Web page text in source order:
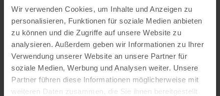
Wir verwenden Cookies, um Inhalte und Anzeigen zu
personalisieren, Funktionen für soziale Medien anbieten
zu können und die Zugriffe auf unsere Website zu
analysieren. Außerdem geben wir Informationen zu Ihrer
Verwendung unserer Website an unsere Partner für
soziale Medien, Werbung und Analysen weiter. Unsere
Partner führen diese Informationen möglicherweise mit
weiteren Daten zusammen, die Sie ihnen bereitgestellt